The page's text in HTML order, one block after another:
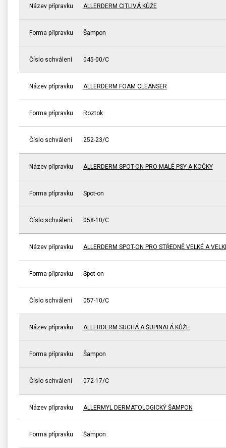
Název přípravku ALLERDERM CITLIVÁ KŮŽE
Forma přípravku Šampon
Číslo schválení 045-00/C
Název přípravku ALLERDERM FOAM CLEANSER
Forma přípravku Roztok
Číslo schválení 252-23/C
Název přípravku ALLERDERM SPOT-ON PRO MALÉ PSY A KOČKY
Forma přípravku Spot-on
Číslo schválení 058-10/C
Název přípravku ALLERDERM SPOT-ON PRO STŘEDNĚ VELKÉ A
Forma přípravku Spot-on
Číslo schválení 057-10/C
Název přípravku ALLERDERM SUCHÁ A ŠUPINATÁ KŮŽE
Forma přípravku Šampon
Číslo schválení 072-17/C
Název přípravku ALLERMYL DERMATOLOGICKÝ ŠAMPON
Forma přípravku Šampon